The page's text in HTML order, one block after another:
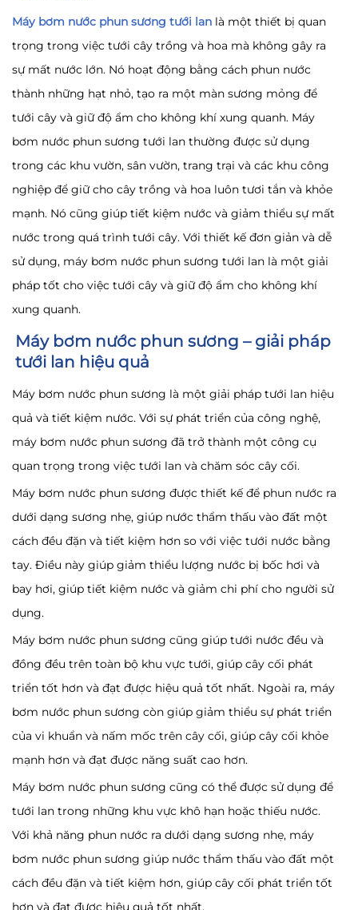
Máy bơm nước phun sương tưới lan là một thiết bị quan
trọng trong việc tưới cây trồng và hoa mà không gây ra
sự mất nước lớn. Nó hoạt động bằng cách phun nước
thành những hạt nhỏ, tạo ra một màn sương mỏng để
tưới cây và giữ độ ẩm cho không khí xung quanh. Máy
bơm nước phun sương tưới lan thường được sử dụng
trong các khu vườn, sân vườn, trang trại và các khu công
nghiệp để giữ cho cây trồng và hoa luôn tươi tắn và khỏe
mạnh. Nó cũng giúp tiết kiệm nước và giảm thiểu sự mất
nước trong quá trình tưới cây. Với thiết kế đơn giản và dễ
sử dụng, máy bơm nước phun sương tưới lan là một giải
pháp tốt cho việc tưới cây và giữ độ ẩm cho không khí
xung quanh.
Máy bơm nước phun sương – giải pháp
tưới lan hiệu quả
Máy bơm nước phun sương là một giải pháp tưới lan hiệu
quả và tiết kiệm nước. Với sự phát triển của công nghệ,
máy bơm nước phun sương đã trở thành một công cụ
quan trọng trong việc tưới lan và chăm sóc cây cối.
Máy bơm nước phun sương được thiết kế để phun nước ra
dưới dạng sương nhẹ, giúp nước thẩm thấu vào đất một
cách đều đặn và tiết kiệm hơn so với việc tưới nước bằng
tay. Điều này giúp giảm thiểu lượng nước bị bốc hơi và
bay hơi, giúp tiết kiệm nước và giảm chi phí cho người sử
dụng.
Máy bơm nước phun sương cũng giúp tưới nước đều và
đồng đều trên toàn bộ khu vực tưới, giúp cây cối phát
triển tốt hơn và đạt được hiệu quả tốt nhất. Ngoài ra, máy
bơm nước phun sương còn giúp giảm thiểu sự phát triển
của vi khuẩn và nấm mốc trên cây cối, giúp cây cối khỏe
mạnh hơn và đạt được năng suất cao hơn.
Máy bơm nước phun sương cũng có thể được sử dụng để
tưới lan trong những khu vực khô hạn hoặc thiếu nước.
Với khả năng phun nước ra dưới dạng sương nhẹ, máy
bơm nước phun sương giúp nước thẩm thấu vào đất một
cách đều đặn và tiết kiệm hơn, giúp cây cối phát triển tốt
hơn và đạt được hiệu quả tốt nhất.